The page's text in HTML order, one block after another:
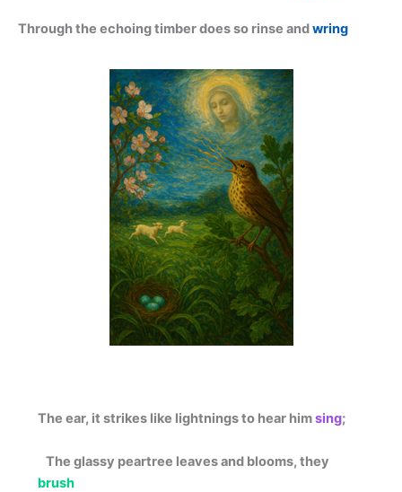
Through the echoing timber does so rinse andwring
The ear, it strikes like lightnings to hear himsing;
The glassy peartree leaves and blooms, they
brush